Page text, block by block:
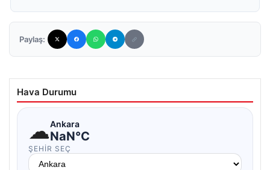
Paylaş:
Hava Durumu
☁Ankara
NaN°C
ŞEHIR SEÇ